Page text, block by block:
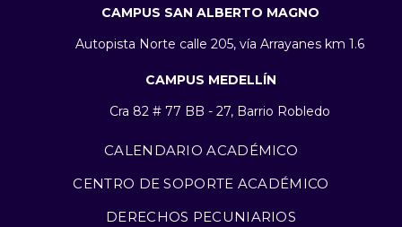
CAMPUS SAN ALBERTO MAGNO
Autopista Norte calle 205, vía Arrayanes km 1.6
CAMPUS MEDELLÍN
Cra 82 # 77 BB - 27, Barrio Robledo
CALENDARIO ACADÉMICO
CENTRO DE SOPORTE ACADÉMICO
DERECHOS PECUNIARIOS